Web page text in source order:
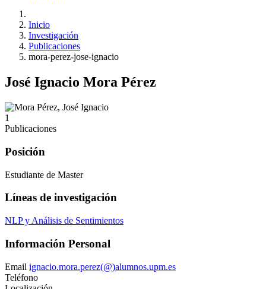
Inicio
Investigación
Publicaciones
mora-perez-jose-ignacio
José Ignacio Mora Pérez
1
Publicaciones
Posición
Estudiante de Master
Líneas de investigación
NLP y Análisis de Sentimientos
Información Personal
Email ignacio.mora.perez(@)alumnos.upm.es
Teléfono